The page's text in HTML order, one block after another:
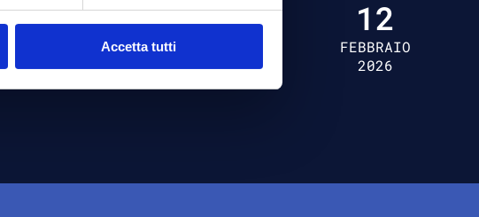
Accetta tutti
12
FEBBRAIO
2026